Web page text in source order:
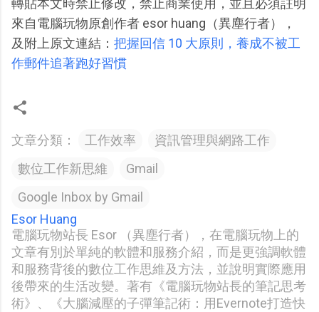
轉貼本文時禁止修改，禁止商業使用，並且必須註明
來自電腦玩物原創作者 esor huang（異塵行者），
及附上原文連結： 把握回信 10 大原則，養成不被工
作郵件追著跑好習慣
文章分類： 工作效率
資訊管理與網路工作
數位工作新思維
Gmail
Google Inbox by Gmail
Esor Huang
電腦玩物站長 Esor （異塵行者），在電腦玩物上的
文章有別於單純的軟體和服務介紹，而是更強調軟體
和服務背後的數位工作思維及方法，並說明實際應用
後帶來的生活改變。著有《電腦玩物站長的筆記思考
術》、《大腦減壓的子彈筆記術：用Evernote打造快